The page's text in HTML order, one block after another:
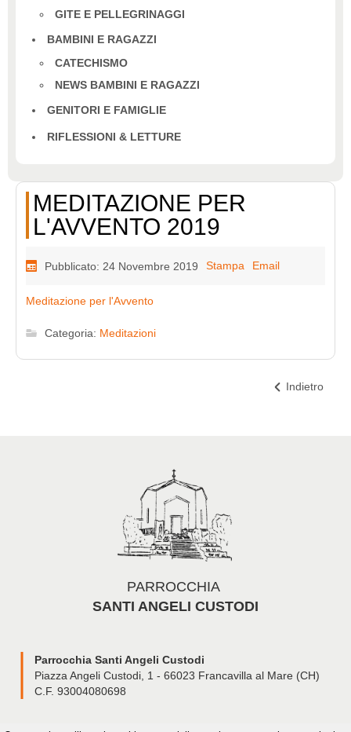
GITE E PELLEGRINAGGI
BAMBINI E RAGAZZI
CATECHISMO
NEWS BAMBINI E RAGAZZI
GENITORI E FAMIGLIE
RIFLESSIONI & LETTURE
MEDITAZIONE PER
L'AVVENTO 2019
Pubblicato: 24 Novembre 2019 Stampa Email
Meditazione per l'Avvento
Categoria: Meditazioni
Indietro
PARROCCHIA
SANTI ANGELI CUSTODI
Parrocchia Santi Angeli Custodi
Piazza Angeli Custodi, 1 - 66023 Francavilla al Mare (CH)
C.F. 93004080698